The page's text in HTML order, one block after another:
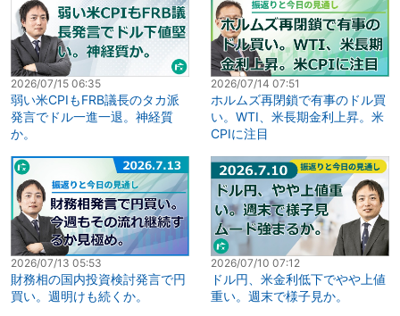
2026/07/15 06:35
弱い米CPIもFRB議長のタカ派
発言でドル一進一退。神経質
か。
2026/07/14 07:51
ホルムズ再閉鎖で有事のドル買
い。WTI、米長期金利上昇。米
CPIに注目
2026/07/13 05:53
財務相の国内投資検討発言で円
買い。週明けも続くか。
2026/07/10 07:12
ドル円、米金利低下でやや上値
重い。週末で様子見か。